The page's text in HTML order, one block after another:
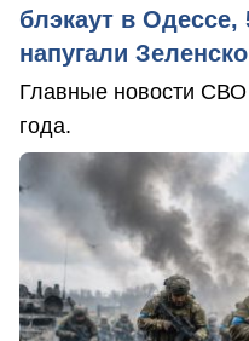
блэкаут в
напугали
Главные новости СВО
года.